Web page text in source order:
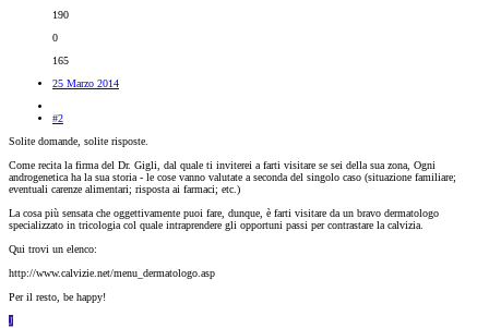
190
0
165
25 Marzo 2014
#2
Solite domande, solite risposte.
Come recita la firma del Dr. Gigli, dal quale ti inviterei a farti visitare se sei della sua zona, Ogni
androgenetica ha la sua storia - le cose vanno valutate a seconda del singolo caso (situazione familiare;
eventuali carenze alimentari; risposta ai farmaci; etc.)
La cosa più sensata che oggettivamente puoi fare, dunque, è farti visitare da un bravo dermatologo
specializzato in tricologia col quale intraprendere gli opportuni passi per contrastare la calvizia.
Qui trovi un elenco:
http://www.calvizie.net/menu_dermatologo.asp
Per il resto, be happy!
J